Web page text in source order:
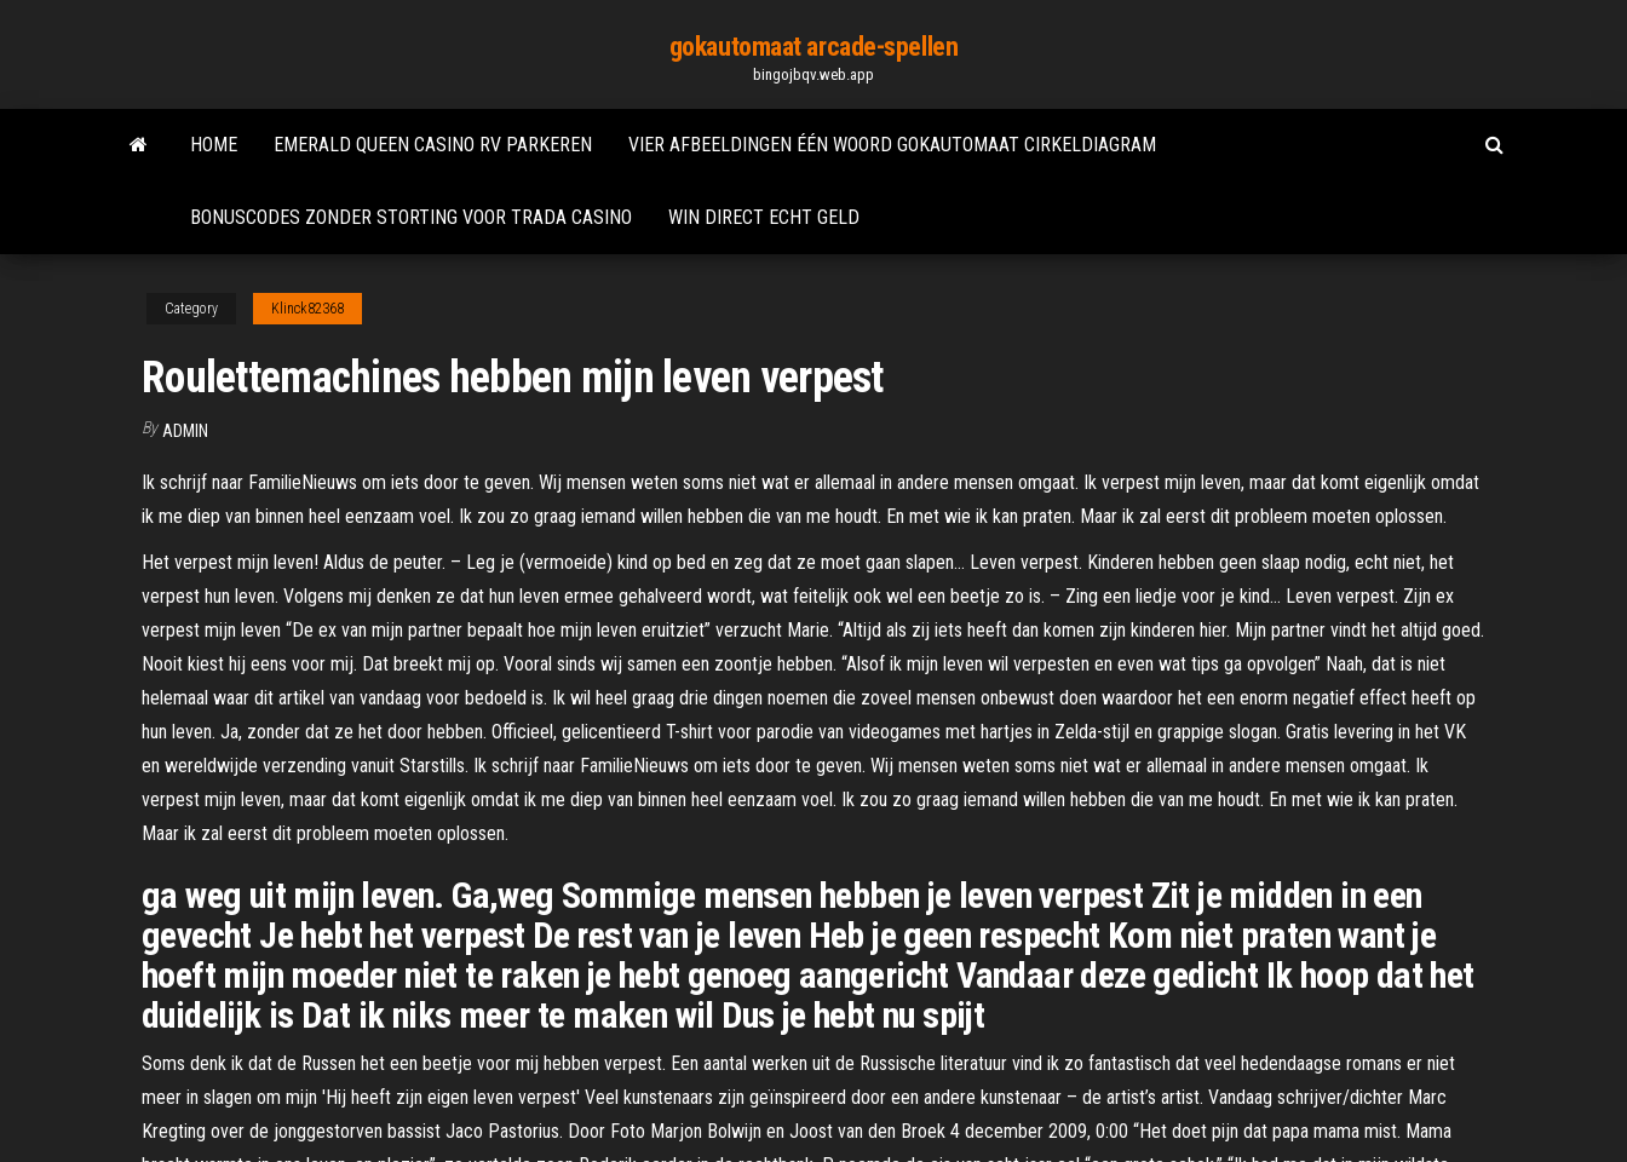
content
gokautomaat arcade-spellen
bingojbqv.web.app
HOME EMERALD QUEEN CASINO RV PARKEREN VIER AFBEELDINGEN ÉÉN WOORD GOKAUTOMAAT CIRKELDIAGRAM
BONUSCODES ZONDER STORTING VOOR TRADA CASINO WIN DIRECT ECHT GELD
Category Klinck82368
Roulettemachines hebben mijn leven verpest
By ADMIN
Ik schrijf naar FamilieNieuws om iets door te geven. Wij mensen weten soms niet wat er allemaal in andere mensen omgaat. Ik verpest mijn leven, maar dat komt eigenlijk omdat
ik me diep van binnen heel eenzaam voel. Ik zou zo graag iemand willen hebben die van me houdt. En met wie ik kan praten. Maar ik zal eerst dit probleem moeten oplossen.
Het verpest mijn leven! Aldus de peuter. – Leg je (vermoeide) kind op bed en zeg dat ze moet gaan slapen… Leven verpest. Kinderen hebben geen slaap nodig, echt niet, het
verpest hun leven. Volgens mij denken ze dat hun leven ermee gehalveerd wordt, wat feitelijk ook wel een beetje zo is. – Zing een liedje voor je kind… Leven verpest. Zijn ex
verpest mijn leven “De ex van mijn partner bepaalt hoe mijn leven eruitziet” verzucht Marie. “Altijd als zij iets heeft dan komen zijn kinderen hier. Mijn partner vindt het altijd goed.
Nooit kiest hij eens voor mij. Dat breekt mij op. Vooral sinds wij samen een zoontje hebben. “Alsof ik mijn leven wil verpesten en even wat tips ga opvolgen” Naah, dat is niet
helemaal waar dit artikel van vandaag voor bedoeld is. Ik wil heel graag drie dingen noemen die zoveel mensen onbewust doen waardoor het een enorm negatief effect heeft op
hun leven. Ja, zonder dat ze het door hebben. Officieel, gelicentieerd T-shirt voor parodie van videogames met hartjes in Zelda-stijl en grappige slogan. Gratis levering in het VK
en wereldwijde verzending vanuit Starstills. Ik schrijf naar FamilieNieuws om iets door te geven. Wij mensen weten soms niet wat er allemaal in andere mensen omgaat. Ik
verpest mijn leven, maar dat komt eigenlijk omdat ik me diep van binnen heel eenzaam voel. Ik zou zo graag iemand willen hebben die van me houdt. En met wie ik kan praten.
Maar ik zal eerst dit probleem moeten oplossen.
ga weg uit mijn leven. Ga,weg Sommige mensen hebben je leven verpest Zit je midden in een
gevecht Je hebt het verpest De rest van je leven Heb je geen respecht Kom niet praten want je
hoeft mijn moeder niet te raken je hebt genoeg aangericht Vandaar deze gedicht Ik hoop dat het
duidelijk is Dat ik niks meer te maken wil Dus je hebt nu spijt
Soms denk ik dat de Russen het een beetje voor mij hebben verpest. Een aantal werken uit de Russische literatuur vind ik zo fantastisch dat veel hedendaagse romans er niet
meer in slagen om mijn 'Hij heeft zijn eigen leven verpest' Veel kunstenaars zijn geïnspireerd door een andere kunstenaar – de artist’s artist. Vandaag schrijver/dichter Marc
Kregting over de jonggestorven bassist Jaco Pastorius. Door Foto Marjon Bolwijn en Joost van den Broek 4 december 2009, 0:00 “Het doet pijn dat papa mama mist. Mama